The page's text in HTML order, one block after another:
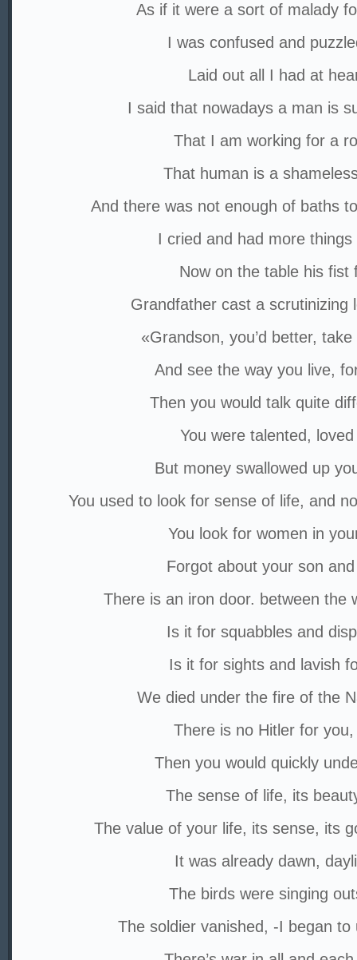
As if it were a sort of malady
I was confused and
Laid out all I had at
I said that nowadays a man is
That I am working for a
That human is a
And there was not enough of baths
I cried and had more things
Now on the table his fist
Grandfather cast a scrutinizing
«Grandson, you’d better,
And see the way you live,
Then you would talk quite
You were talented, loved
But money swallowed up
You used to look for sense of life, and
You look for women in
Forgot about your son
There is an iron door. between the
Is it for squabbles and
Is it for sights and lavish
We died under the fire of the
There is no Hitler for you,
Then you would quickly
The sense of life, its
The value of your life, its sense, its
It was already dawn,
The birds were singing
The soldier vanished, -I began to